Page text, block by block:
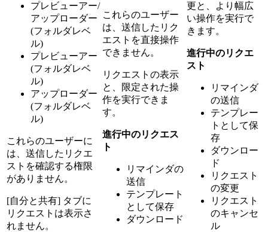
プレビューアー/
アップローダー
(フォルダレベ
ル)
プレビューアー
(フォルダレベ
ル)
アップローダー
(フォルダレベ
ル)
これらのユーザーに
は、送信したリクエ
ストを確認する権限
がありません。
[自分と共有] タブに
リクエストは表示さ
れません。
これらのユーザー
は、送信したリク
エストを直接操作
できません。
リクエストの表示
と、限定された操
作を実行できま
す。
進行中のリクエス
ト
リマインダの
送信
テンプレート
として保存
ダウンロード
更と、より幅広
い操作を実行で
きます。
進行中のリクエ
スト
リマインダ
の送信
テンプレー
トとして保
存
ダウンロー
ド
リクエスト
の変更
リクエスト
のキャンセ
ル